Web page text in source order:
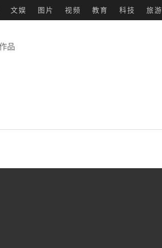
文娱 图片 视频 教育 科技 旅游
品